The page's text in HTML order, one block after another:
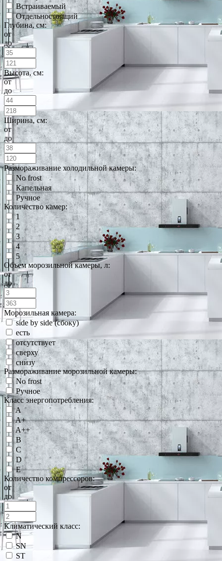
Встраиваемый
Отдельностоящий
Глубина, см:
от
до
Высота, см:
от
до
Ширина, см:
от
до
Размораживание холодильной камеры:
No frost
Капельная
Ручное
Количество камер:
1
2
3
4
5
Объем морозильной камеры, л:
от
до
Морозильная камера:
side by side (сбоку)
есть
отсутствует
сверху
снизу
Размораживание морозильной камеры:
No frost
Ручное
Класс энергопотребления:
A
A+
A++
B
C
D
E
Количество компрессоров:
от
до
Климатический класс:
N
SN
ST